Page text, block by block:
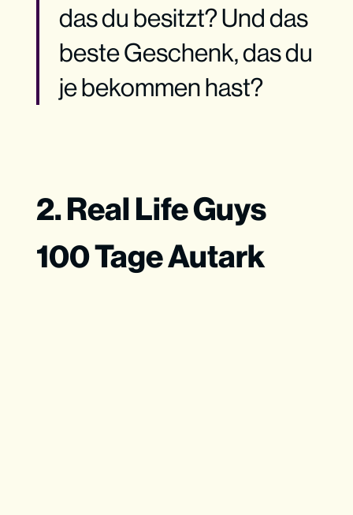
das du besitzt? Und das
beste Geschenk, das du
je bekommen hast?
2. Real Life Guys
100 Tage Autark